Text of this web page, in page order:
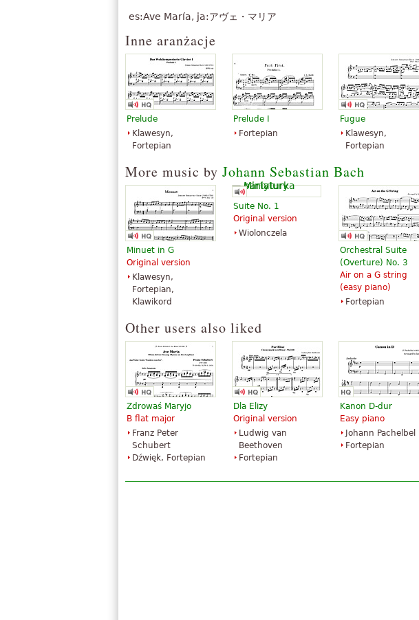
wyjątkowe dzieło...
grać i śpiewać.
Czy ktoś wie, jeśli są nuty AVE Maria w języku hiszpańskim?
Większość punktów są w języku łacińskim, po angielsku i
niemiecku. Czy ktos zna każdy hiszpański opuścić mój E-mail
więc wysłać do mnie w PD...”
Myślę, że to wspaniałe, że daje ona możliwość aby dostać
darmowe Nuty! Więcej nie próbowałem się jeszcze w tej chwili -
„Genialna kompozycja. To jest dla wszystkich, aby być
jednocześnie w niebie i na ziemi. Czuję się błogosławiony przez
Boga, za każdym razem słyszę tę piosenkę.
Zobacz wszystkie 182
es:Ave María, ja:アヴェ・マリア
Inne aranżacje
Prelude
Klawesyn,
Fortepian
Prelude I
Fortepian
Fugue
Klawesyn,
Fortepian
More music by Johann Sebastian Bach
Minuet in G
Original version
Klawesyn,
Fortepian,
Klawikord
Suite No. 1
Original version
Wiolonczela
Orchestral Suite
(Overture) No. 3
Air on a G string
(easy piano)
Fortepian
Other users also liked
Zdrowaś Maryjo
B flat major
Franz Peter
Schubert
Dźwięk, Fortepian
Dla Elizy
Original version
Ludwig van
Beethoven
Fortepian
Kanon D-dur
Easy piano
Johann Pachelbel
Fortepian